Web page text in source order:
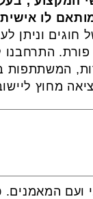
לו
חוגים וניתן
התרחבנו
המשתתפות
מחוץ
ועם